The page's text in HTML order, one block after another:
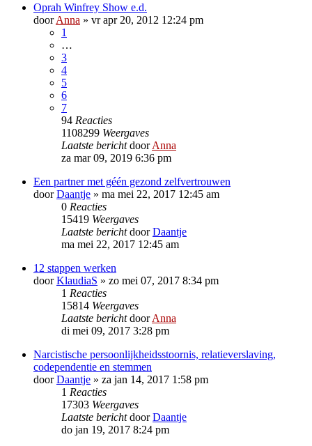
Oprah Winfrey Show e.d.
doorAnna » vr apr 20, 2012 12:24 pm
1
…
3
4
5
6
7
94 Reacties
1108299 Weergaves
Laatste berichtdoorAnna
za mar 09, 2019 6:36 pm
Een partner met géén gezond zelfvertrouwen
doorDaantje » ma mei 22, 2017 12:45 am
0 Reacties
15419 Weergaves
Laatste berichtdoorDaantje
ma mei 22, 2017 12:45 am
12 stappen werken
doorKlaudiaS » zo mei 07, 2017 8:34 pm
1 Reacties
15814 Weergaves
Laatste berichtdoorAnna
di mei 09, 2017 3:28 pm
Narcistische persoonlijkheidsstoornis, relatieverslaving,
codependentie en stemmen
doorDaantje » za jan 14, 2017 1:58 pm
1 Reacties
17303 Weergaves
Laatste berichtdoorDaantje
do jan 19, 2017 8:24 pm